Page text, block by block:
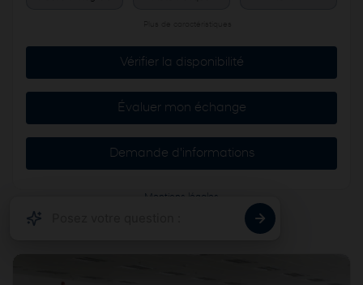
Vérifier la disponibilité
Évaluer mon échange
Demande d'informations
Mentions légales